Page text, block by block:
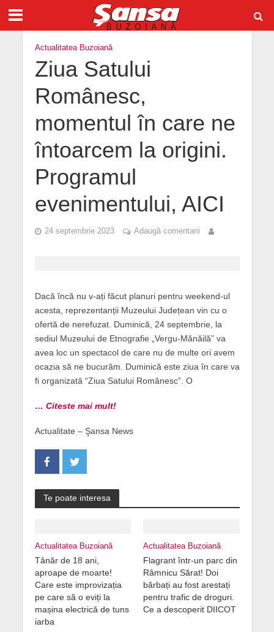
Actualitatea Buzoiană
Ziua Satului
Românesc,
momentul în care ne
întoarcem la origini.
Programul
evenimentului, AICI
24 septembrie 2023 Adaugă comentarii
Dacă încă nu v-ați făcut planuri pentru weekend-ul
acesta, reprezentanții Muzeului Județean vin cu o
ofertă de nerefuzat. Duminică, 24 septembrie, la
sediul Muzeului de Etnografie „Vergu-Mănăilă” va
avea loc un spectacol de care nu de multe ori avem
ocazia să ne bucurăm. Duminică este ziua în care va
fi organizată “Ziua Satului Românesc”. O
… Citeste mai mult!
Actualitate – Şansa News
Te poate interesa
Actualitatea Buzoiană
Tânăr de 18 ani,
aproape de moarte!
Care este improvizația
pe care să o eviți la
mașina electrică de tuns
iarba
Actualitatea Buzoiană
Flagrant într-un parc din
Râmnicu Sărat! Doi
bărbați au fost arestați
pentru trafic de droguri.
Ce a descoperit DIICOT